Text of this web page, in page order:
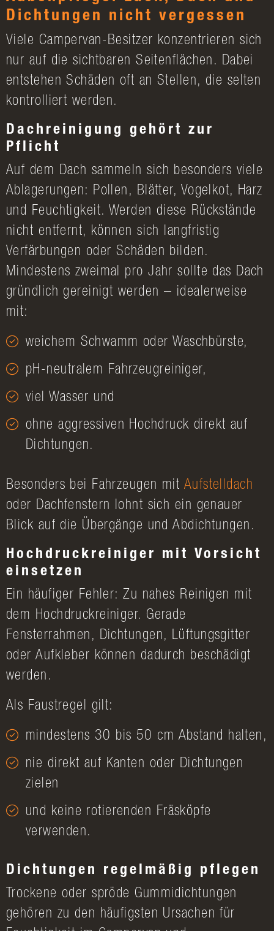
Dichtungen nicht vergessen
Viele Campervan-Besitzer konzentrieren sich
nur auf die sichtbaren Seitenflächen. Dabei
entstehen Schäden oft an Stellen, die selten
kontrolliert werden.
Dachreinigung gehört zur
Pflicht
Auf dem Dach sammeln sich besonders viele
Ablagerungen: Pollen, Blätter, Vogelkot, Harz
und Feuchtigkeit. Werden diese Rückstände
nicht entfernt, können sich langfristig
Verfärbungen oder Schäden bilden.
Mindestens zweimal pro Jahr sollte das Dach
gründlich gereinigt werden – idealerweise
mit:
weichem Schwamm oder Waschbürste,
pH-neutralem Fahrzeugreiniger,
viel Wasser und
ohne aggressiven Hochdruck direkt auf
Dichtungen.
Besonders bei Fahrzeugen mit Aufstelldach
oder Dachfenstern lohnt sich ein genauer
Blick auf die Übergänge und Abdichtungen.
Hochdruckreiniger mit Vorsicht
einsetzen
Ein häufiger Fehler: Zu nahes Reinigen mit
dem Hochdruckreiniger. Gerade
Fensterrahmen, Dichtungen, Lüftungsgitter
oder Aufkleber können dadurch beschädigt
werden.
Als Faustregel gilt:
mindestens 30 bis 50 cm Abstand halten,
nie direkt auf Kanten oder Dichtungen
zielen
und keine rotierenden Fräsköpfe
verwenden.
Dichtungen regelmäßig pflegen
Trockene oder spröde Gummidichtungen
gehören zu den häufigsten Ursachen für